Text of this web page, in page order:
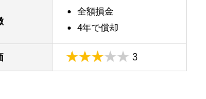
全額損金
4年で償却
3